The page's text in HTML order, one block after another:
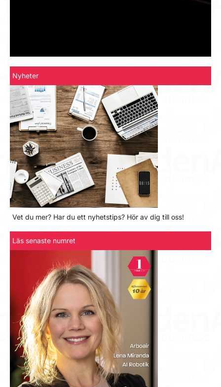
Nyheter
Vet du mer? Har du ett nyhetstips? Hör av dig till oss!
Läs senaste numret